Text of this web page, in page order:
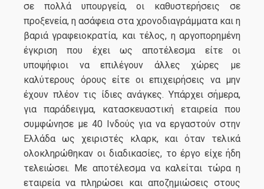
σε πολλά υπουργεία, οι καθυστερήσεις σε
προξενεία, η ασάφεια στα χρονοδιαγράμματα και η
βαριά γραφειοκρατία, και τέλος, η αργοπορημένη
έγκριση που έχει ως αποτέλεσμα είτε οι
υποψήφιοι να επιλέγουν άλλες χώρες με
καλύτερους όρους είτε οι επιχειρήσεις να μην
έχουν πλέον τις ίδιες ανάγκες. Υπάρχει σήμερα,
για παράδειγμα, κατασκευαστική εταιρεία που
συμφώνησε με 40 Ινδούς για να εργαστούν στην
Ελλάδα ως χειριστές κλαρκ, και όταν τελικά
ολοκληρώθηκαν οι διαδικασίες, το έργο είχε ήδη
τελειώσει. Με αποτέλεσμα να καλείται τώρα η
εταιρεία να πληρώσει και αποζημιώσεις στους